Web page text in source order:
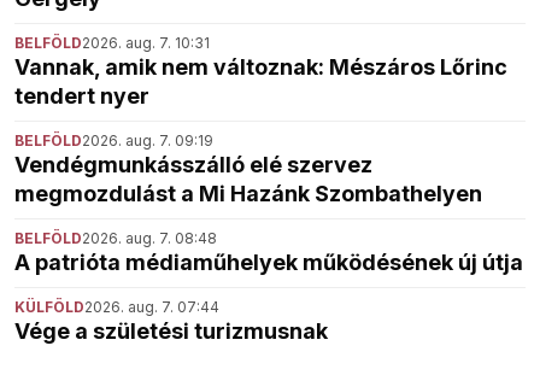
BELFÖLD2026. aug. 7. 10:31
Vannak, amik nem változnak: Mészáros Lőrinc
tendert nyer
BELFÖLD2026. aug. 7. 09:19
Vendégmunkásszálló elé szervez
megmozdulást a Mi Hazánk Szombathelyen
BELFÖLD2026. aug. 7. 08:48
A patrióta médiaműhelyek működésének új útja
KÜLFÖLD2026. aug. 7. 07:44
Vége a születési turizmusnak